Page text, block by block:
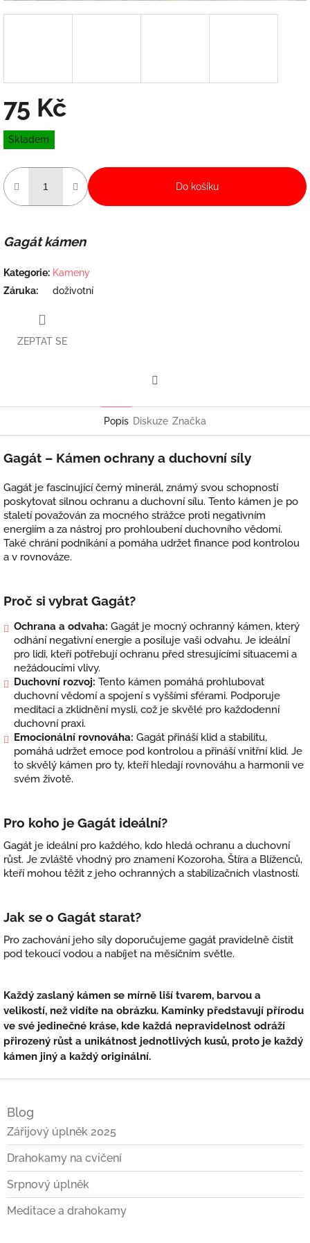
75 Kč
Měrná
cena:
Skladem
Do košíku
Gagát kámen
Kategorie: Kameny
Záruka: doživotní
ZEPTAT SE
Popis Diskuze Značka
Gagát – Kámen ochrany a duchovní síly
Gagát je fascinující černý minerál, známý svou schopností
poskytovat silnou ochranu a duchovní sílu. Tento kámen je po
staletí považován za mocného strážce proti negativním
energiím a za nástroj pro prohloubení duchovního vědomí.
Také chrání podnikání a pomáha udržet finance pod kontrolou
a v rovnováze.
Proč si vybrat Gagát?
Ochrana a odvaha: Gagát je mocný ochranný kámen, který
odhání negativní energie a posiluje vaši odvahu. Je ideální
pro lidi, kteří potřebují ochranu před stresujícími situacemi a
nežádoucími vlivy.
Duchovní rozvoj: Tento kámen pomáhá prohlubovat
duchovní vědomí a spojení s vyššími sférami. Podporuje
meditaci a zklidnění mysli, což je skvělé pro každodenní
duchovní praxi.
Emocionální rovnováha: Gagát přináší klid a stabilitu,
pomáhá udržet emoce pod kontrolou a přináší vnitřní klid. Je
to skvělý kámen pro ty, kteří hledají rovnováhu a harmonii ve
svém životě.
Pro koho je Gagát ideální?
Gagát je ideální pro každého, kdo hledá ochranu a duchovní
růst. Je zvláště vhodný pro znamení Kozoroha, Štíra a Blíženců,
kteří mohou těžit z jeho ochranných a stabilizačních vlastností.
Jak se o Gagát starat?
Pro zachování jeho síly doporučujeme gagát pravidelně čistit
pod tekoucí vodou a nabíjet na měsíčním světle.
Každý zaslaný kámen se mírně liší tvarem, barvou a
velikostí, než vidíte na obrázku. Kamínky představují přírodu
ve své jedinečné kráse, kde každá nepravidelnost odráží
přirozený růst a unikátnost jednotlivých kusů, proto je každý
kámen jiný a každý originální.
Blog
Zářijový úplněk 2025
Drahokamy na cvičení
Srpnový úplněk
Meditace a drahokamy